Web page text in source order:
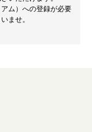
ム）への登録が必要
ませ。